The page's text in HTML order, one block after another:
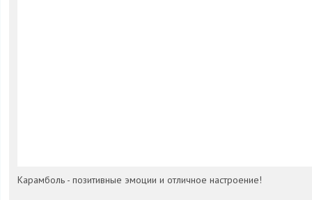
Карамболь - позитивные эмоции и отличное настроение!